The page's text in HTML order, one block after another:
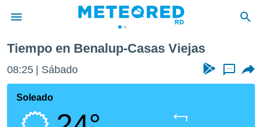
de
ha sido
Tiempo en Benalup-Casas Viejas
08:25 Sábado ...
Soleado